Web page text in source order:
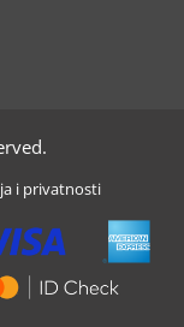
i privatnosti